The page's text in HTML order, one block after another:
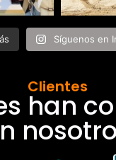
Síguenos en
Clientes
han